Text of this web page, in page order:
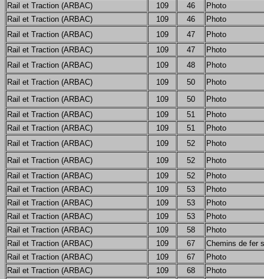
Rail et Traction (ARBAC)
109 46
Photo
Rail et Traction (ARBAC)
109 46
Photo
Rail et Traction (ARBAC)
109 47
Photo
Rail et Traction (ARBAC)
109 47
Photo
Rail et Traction (ARBAC)
109 48
Photo
Rail et Traction (ARBAC)
109 50
Photo
Rail et Traction (ARBAC)
109 50
Photo
Rail et Traction (ARBAC)
109 51
Photo
Rail et Traction (ARBAC)
109 51
Photo
Rail et Traction (ARBAC)
109 52
Photo
Rail et Traction (ARBAC)
109 52
Photo
Rail et Traction (ARBAC)
109 52
Photo
Rail et Traction (ARBAC)
109 53
Photo
Rail et Traction (ARBAC)
109 53
Photo
Rail et Traction (ARBAC)
109 53
Photo
Rail et Traction (ARBAC)
109 58
Photo
Rail et Traction (ARBAC)
109 67
Chemins de fer
Rail et Traction (ARBAC)
109 67
Photo
Rail et Traction (ARBAC)
109 68
Photo